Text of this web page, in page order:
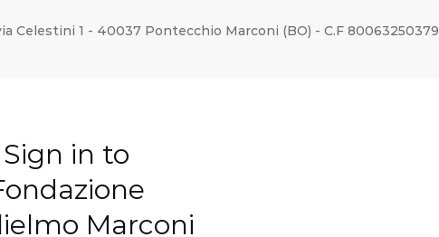
Celestini 1 - 40037 Pontecchio Marconi (BO) - C.F 80063250379
Sign in to
Marconi